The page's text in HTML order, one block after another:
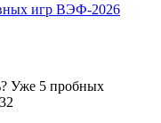
игр ВЭФ-2026
Уже 5 пробных